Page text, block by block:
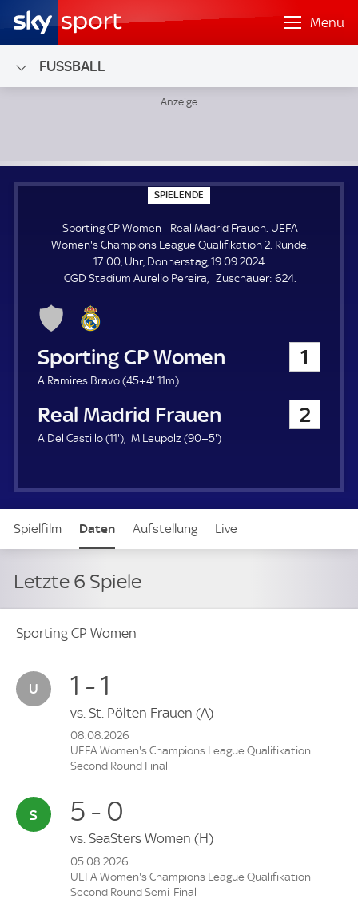
Menü
FUSSBALL
SPIELENDE
P
E
L
E
N
E
Sporting CP Women - Real Madrid Frauen. UEFA
Women's Champions League Qualifikation 2. Runde.
17:00, Uhr, Donnerstag, 19.09.2024.
CGD Stadium Aurelio Pereira
Zuschauer: Z
624.
Sporting CP Women 1
A Ramires Bravo (45+4'4
.
i
t
e
11m)
Real Madrid Frauen 2
A Del Castillo (11'1
t
) M Leupolz (90+5'9
u
t
)
Spielfilm Daten Aufstellung Live
Letzte 6 Spiele
Sporting CP Women
1 - 1
vs. St. Pölten Frauen (A)
08.08.2026
UEFA Women's Champions League Qualifikation
Second Round Final
5 - 0
vs. SeaSters Women (H)
05.08.2026
UEFA Women's Champions League Qualifikation
Second Round Semi-Final